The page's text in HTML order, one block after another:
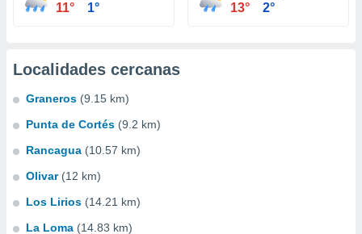
11° 1° 13° 2°
Localidades cercanas
Graneros (9.15 km)
Punta de Cortés (9.2 km)
Rancagua (10.57 km)
Olivar (12 km)
Los Lirios (14.21 km)
La Loma (14.83 km)